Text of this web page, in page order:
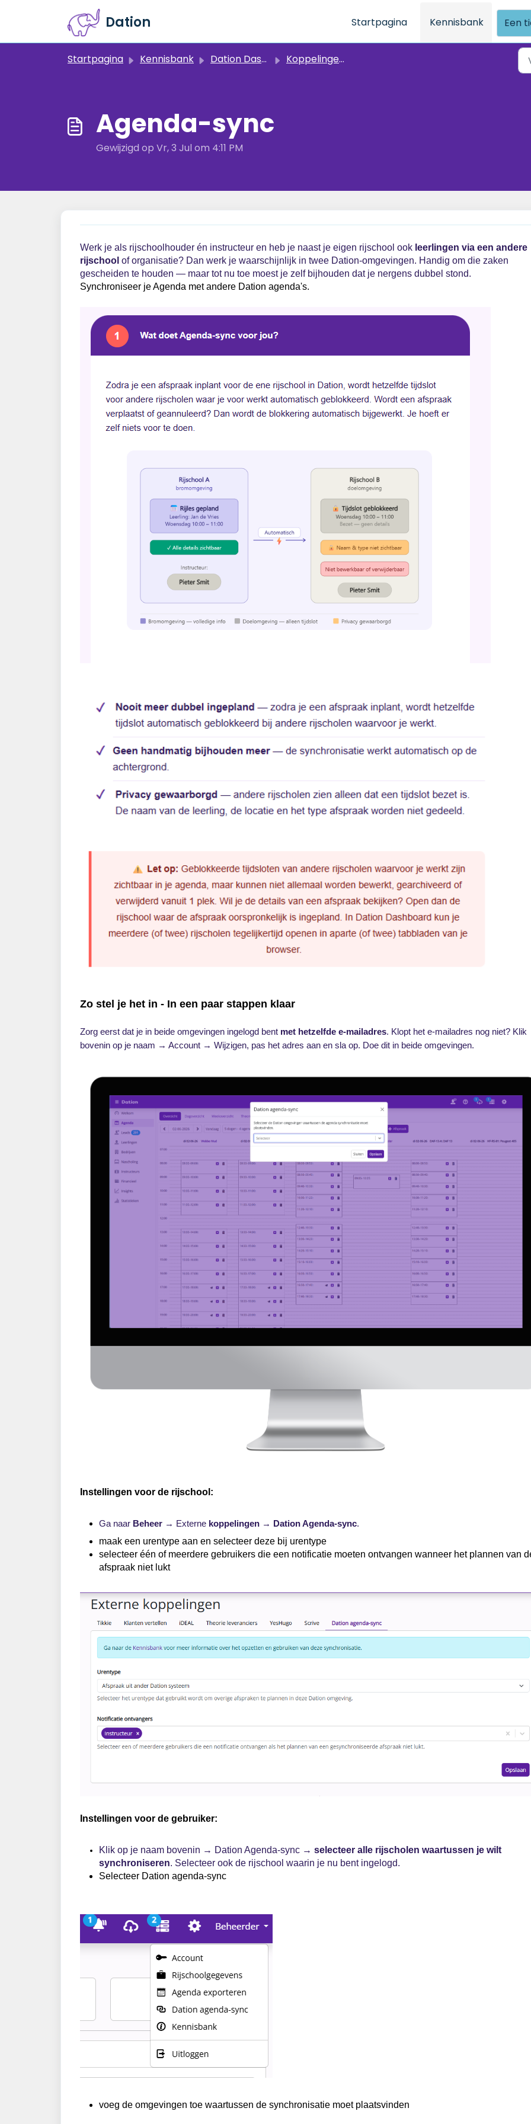
Doorgaan naar hoofdinhoud
Dation Startpagina Kennisbank Een
Startpagina Kennisbank Dation Dashboard - Beheer & Instellingen Koppelingen - Externe koppelingen
Agenda-sync
Gewijzigd op Vr, 3 Jul om 4:11 PM
Werk je als rijschoolhouder én instructeur en heb je naast je eigen rijschool ook leerlingen via een andere
rijschool of organisatie? Dan werk je waarschijnlijk in twee Dation-omgevingen. Handig om die zaken
gescheiden te houden — maar tot nu toe moest je zelf bijhouden dat je nergens dubbel stond.
Synchroniseer je Agenda met andere Dation agenda's.
Zo stel je het in - In een paar stappen klaar
Zorg eerst dat je in beide omgevingen ingelogd bent met hetzelfde e-mailadres. Klopt het e-mailadres nog niet? Klik
bovenin op je naam → Account → Wijzigen, pas het adres aan en sla op. Doe dit in beide omgevingen.
Instellingen voor de rijschool:
Ga naar Beheer → Externe koppelingen → Dation Agenda-sync.
maak een urentype aan en selecteer deze bij urentype
selecteer één of meerdere gebruikers die een notificatie moeten ontvangen wanneer het plannen van
afspraak niet lukt
Instellingen voor de gebruiker:
Klik op je naam bovenin → Dation Agenda-sync → selecteer alle rijscholen waartussen je wilt
synchroniseren. Selecteer ook de rijschool waarin je nu bent ingelogd.
Selecteer Dation agenda-sync
voeg de omgevingen toe waartussen de synchronisatie moet plaatsvinden